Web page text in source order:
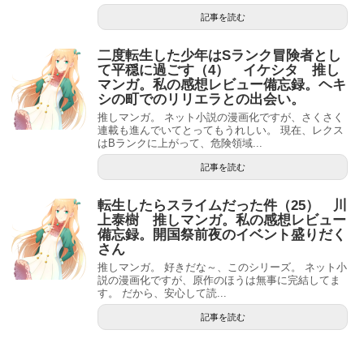
記事を読む
二度転生した少年はSランク冒険者とし
て平穏に過ごす（4） イケシタ 推し
マンガ。私の感想レビュー備忘録。ヘキ
シの町でのリリエラとの出会い。
推しマンガ。 ネット小説の漫画化ですが、さくさく
連載も進んでいてとってもうれしい。 現在、レクス
はBランクに上がって、危険領域...
記事を読む
転生したらスライムだった件（25） 川
上泰樹 推しマンガ。私の感想レビュー
備忘録。開国祭前夜のイベント盛りだく
さん
推しマンガ。 好きだな～、このシリーズ。 ネット小
説の漫画化ですが、原作のほうは無事に完結してま
す。 だから、安心して読...
記事を読む